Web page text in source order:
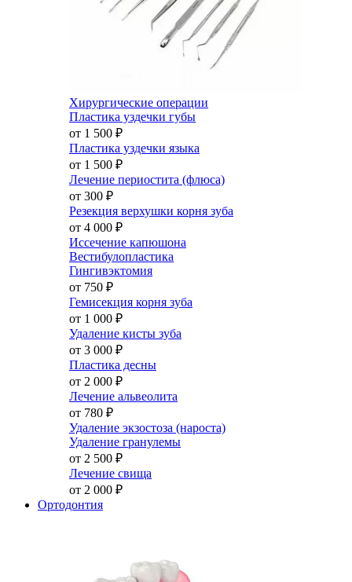
Хирургические операции
Пластика уздечки губы
от 1 500 ₽
Пластика уздечки языка
от 1 500 ₽
Лечение периостита (флюса)
от 300 ₽
Резекция верхушки корня зуба
от 4 000 ₽
Иссечение капюшона
Вестибулопластика
Гингивэктомия
от 750 ₽
Гемисекция корня зуба
от 1 000 ₽
Удаление кисты зуба
от 3 000 ₽
Пластика десны
от 2 000 ₽
Лечение альвеолита
от 780 ₽
Удаление экзостоза (нароста)
Удаление гранулемы
от 2 500 ₽
Лечение свища
от 2 000 ₽
Ортодонтия